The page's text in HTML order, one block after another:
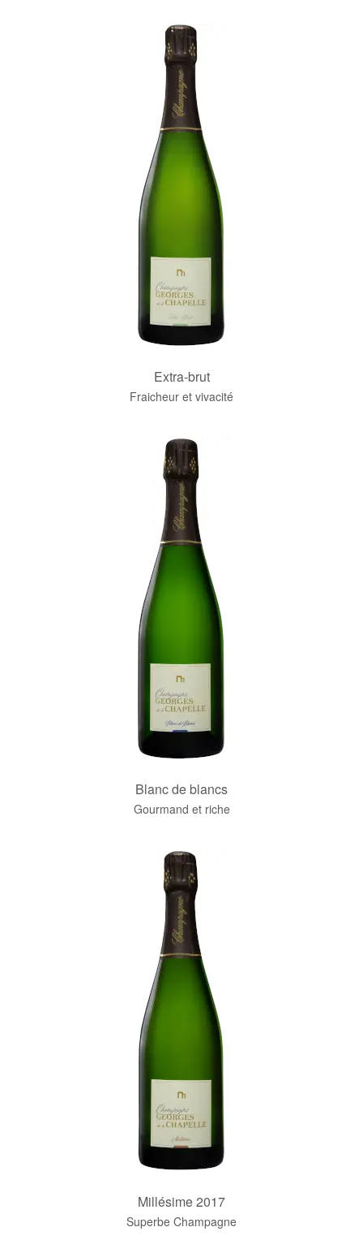
Extra-brut
Fraicheur et vivacité
Blanc de blancs
Gourmand et riche
Millésime 2017
Superbe Champagne